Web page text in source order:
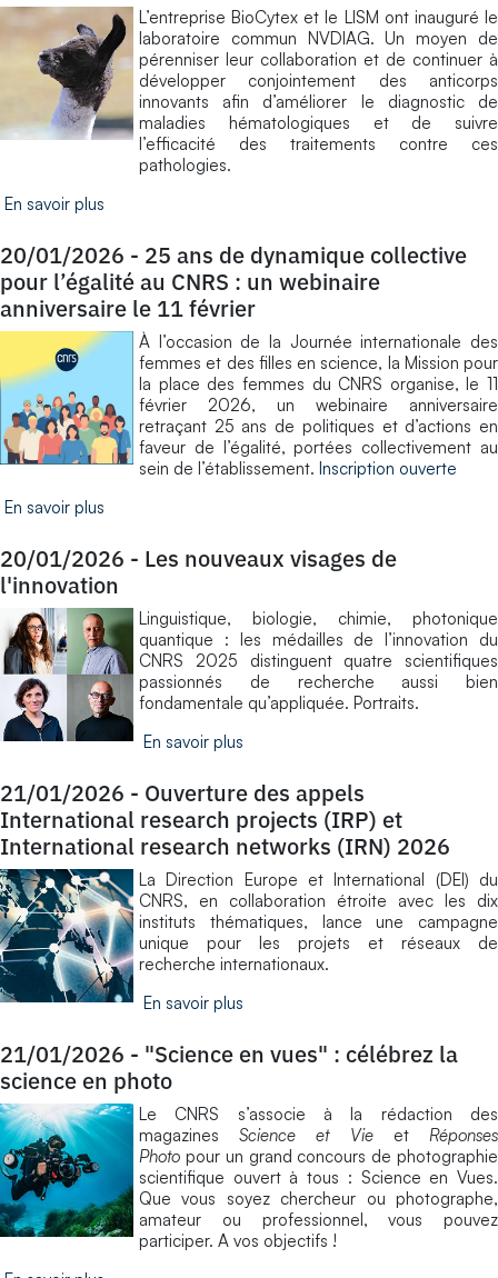
L’entreprise BioCytex et le LISM ont inauguré le
laboratoire commun NVDIAG. Un moyen de
pérenniser leur collaboration et de continuer à
développer conjointement des anticorps
innovants afin d’améliorer le diagnostic de
maladies hématologiques et de suivre
l’efficacité des traitements contre ces
pathologies.
En savoir plus
20/01/2026 - 25 ans de dynamique collective
pour l’égalité au CNRS : un webinaire
anniversaire le 11 février
À l’occasion de la Journée internationale des
femmes et des filles en science, la Mission pour
la place des femmes du CNRS organise, le 11
février 2026, un webinaire anniversaire
retraçant 25 ans de politiques et d’actions en
faveur de l’égalité, portées collectivement au
sein de l’établissement. Inscription ouverte
En savoir plus
20/01/2026 - Les nouveaux visages de
l'innovation
Linguistique, biologie, chimie, photonique
quantique : les médailles de l’innovation du
CNRS 2025 distinguent quatre scientifiques
passionnés de recherche aussi bien
fondamentale qu’appliquée. Portraits.
En savoir plus
21/01/2026 - Ouverture des appels
International research projects (IRP) et
International research networks (IRN) 2026
La Direction Europe et International (DEI) du
CNRS, en collaboration étroite avec les dix
instituts thématiques, lance une campagne
unique pour les projets et réseaux de
recherche internationaux.
En savoir plus
21/01/2026 - "Science en vues" : célébrez la
science en photo
Le CNRS s’associe à la rédaction des
magazinesScience et Vieet Réponses
Photo pour un grand concours de photographie
scientifique ouvert à tous : Science en Vues.
Que vous soyez chercheur ou photographe,
amateur ou professionnel, vous pouvez
participer. A vos objectifs !